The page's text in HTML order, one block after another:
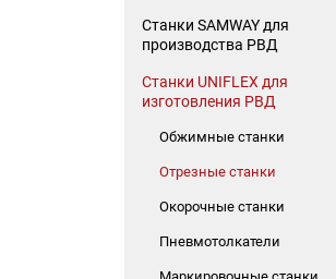
Станки SAMWAY для
производства РВД
Станки UNIFLEX для
изготовления РВД
Обжимные станки
Отрезные станки
Окорочные станки
Пневмотолкатели